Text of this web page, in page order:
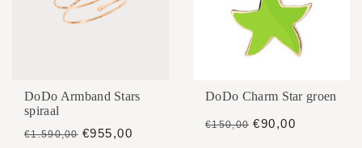
DoDo Armband Stars
spiraal
€1.590,00 €955,00
DoDo Charm Star groen
€150,00 €90,00